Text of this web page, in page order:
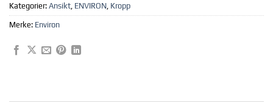
Kategorier: Ansikt ENVIRON Kropp
Merke: Environ